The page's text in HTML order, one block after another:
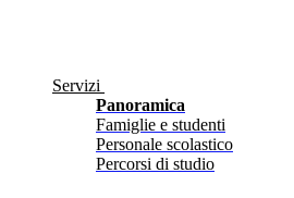
Servizi
Panoramica
Famiglie e studenti
Personale scolastico
Percorsi di studio